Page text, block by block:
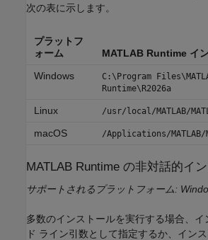
次の表に示します。
プラットフ
ォーム
MATLAB Runtimeイ
Windows
C:\Program
Runtime\ R2026a
Linux /usr/local/MATLAB/
macOS /Applications/MATLAB/
MATLAB Runtime の非対話的イ
サポートされるプラットフォーム:
多数のインストールを実行する場合、
ド ライン引数として指定するか、イン